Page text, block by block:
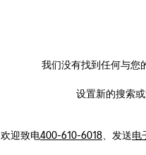
我们没有找到任何与您
设置新的搜索
欢迎致电400-610-6018 、发送电